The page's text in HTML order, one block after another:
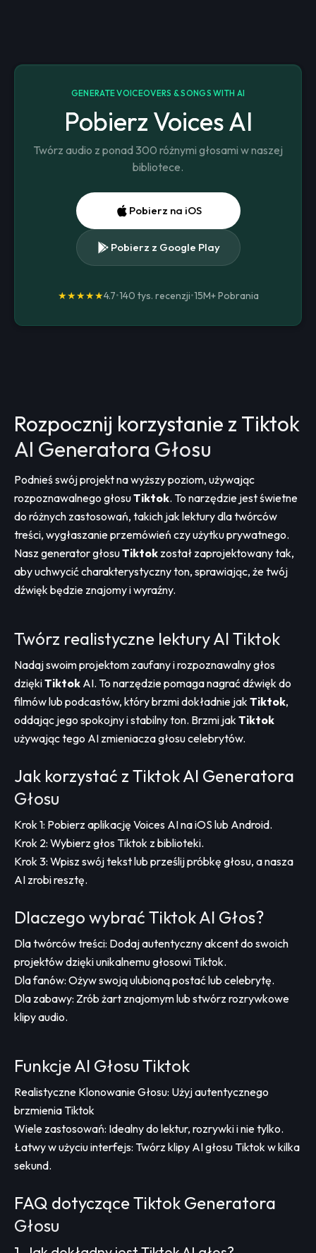
GENERATE VOICEOVERS & SONGS WITH AI
Pobierz Voices AI
Twórz audio z ponad 300 różnymi głosami w naszej
bibliotece.
Pobierz na iOS
Pobierz z Google Play
★★★★★4.7•140 tys. recenzji•15M+Pobrania
Rozpocznij korzystanie z Tiktok
AI Generatora Głosu
Podnieś swój projekt na wyższy poziom, używając
rozpoznawalnego głosuTiktok. To narzędzie jest świetne
do różnych zastosowań, takich jak lektury dla twórców
treści, wygłaszanie przemówień czy użytku prywatnego.
Nasz generator głosuTiktok został zaprojektowany tak,
aby uchwycić charakterystyczny ton, sprawiając, że twój
dźwięk będzie znajomy i wyraźny.
Twórz realistyczne lektury AI Tiktok
Nadaj swoim projektom zaufany i rozpoznawalny głos
dziękiTiktok AI. To narzędzie pomaga nagrać dźwięk do
filmów lub podcastów, który brzmi dokładnie jakTiktok,
oddając jego spokojny i stabilny ton. Brzmi jakTiktok
używając tego AI zmieniacza głosu celebrytów.
Jak korzystać z Tiktok AI Generatora
Głosu
Krok 1: Pobierz aplikację Voices AI na iOS lub Android.
Krok 2: Wybierz głos Tiktok z biblioteki.
Krok 3: Wpisz swój tekst lub prześlij próbkę głosu, a nasza
AI zrobi resztę.
Dlaczego wybrać Tiktok AI Głos?
Dla twórców treści: Dodaj autentyczny akcent do swoich
projektów dzięki unikalnemu głosowi Tiktok.
Dla fanów: Ożyw swoją ulubioną postać lub celebrytę.
Dla zabawy: Zrób żart znajomym lub stwórz rozrywkowe
klipy audio.
Funkcje AI Głosu Tiktok
Realistyczne Klonowanie Głosu: Użyj autentycznego
brzmienia Tiktok
Wiele zastosowań: Idealny do lektur, rozrywki i nie tylko.
Łatwy w użyciu interfejs: Twórz klipy AI głosu Tiktok w kilka
sekund.
FAQ dotyczące Tiktok Generatora
Głosu